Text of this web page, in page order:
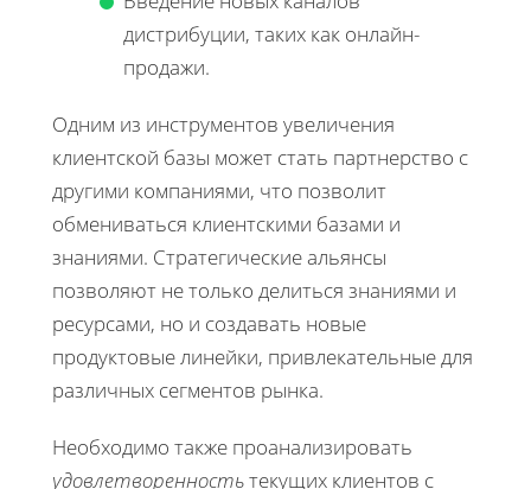
дистрибуции, таких как онлайн-
продажи.
Одним из инструментов увеличения
клиентской базы может стать партнерство с
другими компаниями, что позволит
обмениваться клиентскими базами и
знаниями. Стратегические альянсы
позволяют не только делиться знаниями и
ресурсами, но и создавать новые
продуктовые линейки, привлекательные для
различных сегментов рынка.
Необходимо также проанализировать
удовлетворенностьтекущих клиентов с